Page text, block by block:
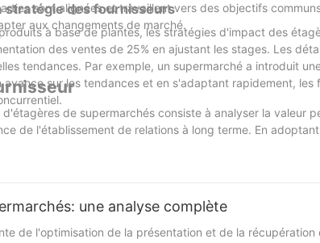
la qualité, la fiabilité et la satisfaction du client.
de votre supermarché—là où la créativité rencontre la
ensemble votre espace de vente !
sont alignées et travaillent vers des objectifs
aux changements de marché.
stratégie des fournisseurs
à base de plantes, les stratégies d'impact des
des ventes de 25% en ajustant les stages. Les
tendances. Par exemple, un supermarché a introduit
sur les tendances et en s'adaptant rapidement, les
de supermarchés consiste à analyser la valeur
de l'établissement de relations à long terme. En
et s'adapter aux changements de marché. Cette
et adapter leurs stratégies aux besoins et aux perceptions
changeantes du marché, les entreprises peuvent
meilleure négociation, de la compréhension du
une analyse complète
de l'optimisation de la présentation et de la récupération